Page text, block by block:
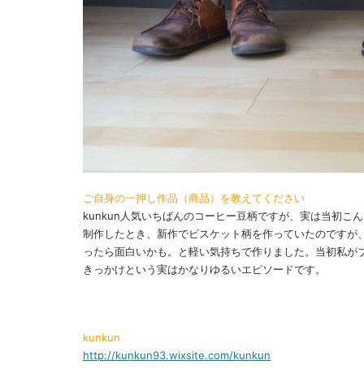
ご自身の一押し作品（商品）を教えてください
kunkun人気いちばんのコーヒー豆柄ですが、実は当初こ
制作したとき、新作でビスケット柄を作っていたのです
ったら面白いかも。と軽い気持ちで作りました。当初私
きっかけという実はかなりゆるいエピソードです。
kunkun
http://kunkun93.wixsite.com/kunkun